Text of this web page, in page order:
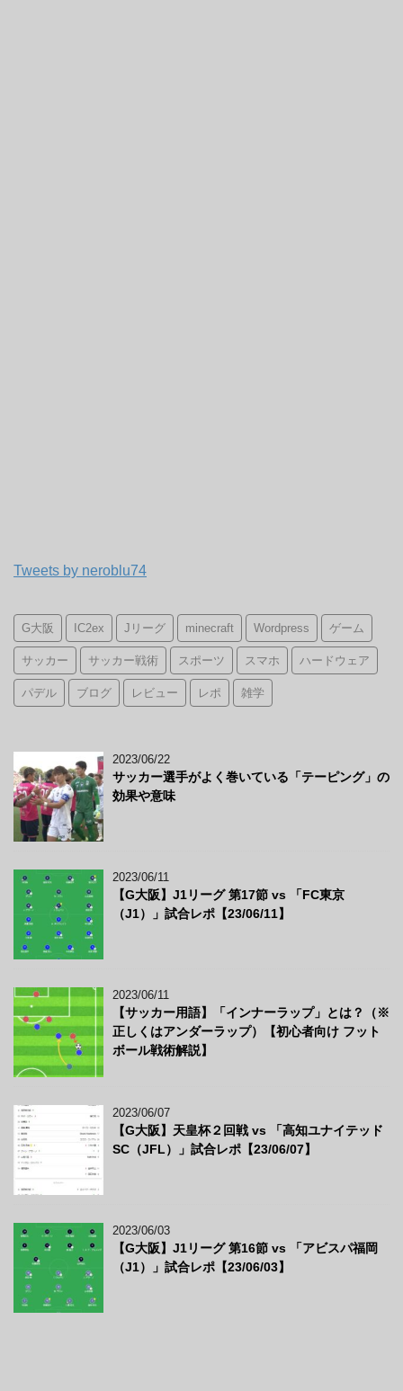
Tweets by neroblu74
G大阪 IC2ex Jリーグ minecraft Wordpress ゲーム
サッカー サッカー戦術 スポーツ スマホ ハードウェア
パデル ブログ レビュー レポ 雑学
2023/06/22
サッカー選手がよく巻いている「テーピング」の
効果や意味
2023/06/11
【G大阪】J1リーグ 第17節 vs 「FC東京
（J1）」試合レポ【23/06/11】
2023/06/11
【サッカー用語】「インナーラップ」とは？（※
正しくはアンダーラップ）【初心者向け フット
ボール戦術解説】
2023/06/07
【G大阪】天皇杯２回戦 vs 「高知ユナイテッド
SC（JFL）」試合レポ【23/06/07】
2023/06/03
【G大阪】J1リーグ 第16節 vs 「アビスパ福岡
（J1）」試合レポ【23/06/03】